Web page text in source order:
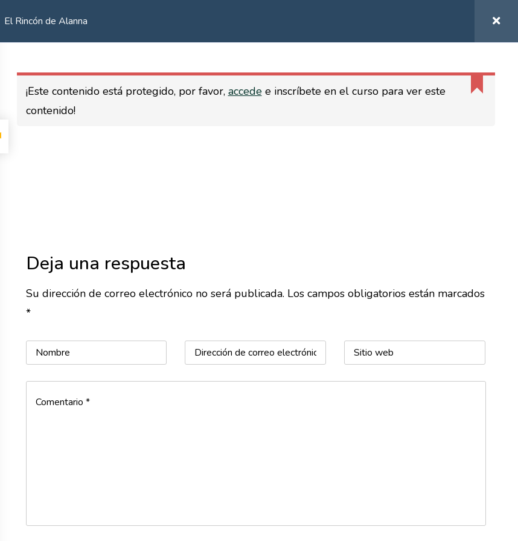
FAMILIAR
El Rincón de Alanna
¡Este contenido está protegido, por favor, accede e inscríbete en el curso para ver este
contenido!
Deja una respuesta
Su dirección de correo electrónico no será publicada. Los campos obligatorios están marcados
*
HAY AHÍ?